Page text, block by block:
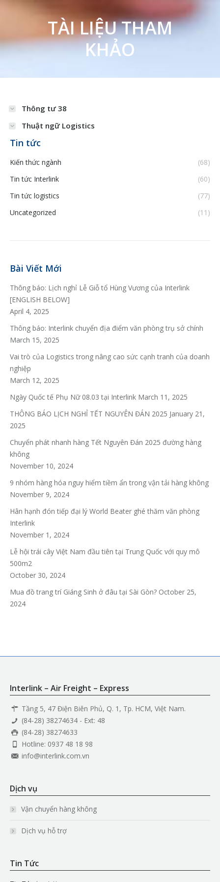
TÀI LIỆU THAM
KHẢO
Thông tư 38
Thuật ngữ Logistics
Tin tức
Kiến thức ngành
(68)
Tin tức Interlink
(60)
Tin tức logistics
(77)
Uncategorized
(11)
Bài Viết Mới
Thông báo: Lịch nghỉ Lễ Giỗ tổ Hùng Vương của Interlink
[ENGLISH BELOW]
April 4, 2025
Thông báo: Interlink chuyển địa điểm văn phòng trụ sở chính
March 15, 2025
Vai trò của Logistics trong nâng cao sức cạnh tranh của doanh
nghiệp
March 12, 2025
Ngày Quốc tế Phụ Nữ 08.03 tại Interlink March 11, 2025
THÔNG BÁO LỊCH NGHỈ TẾT NGUYÊN ĐÁN 2025 January 21,
2025
Chuyển phát nhanh hàng Tết Nguyên Đán 2025 đường hàng
không
November 10, 2024
9 nhóm hàng hóa nguy hiểm tiềm ẩn trong vận tải hàng không
November 9, 2024
Hân hạnh đón tiếp đại lý World Beater ghé thăm văn phòng
Interlink
November 1, 2024
Lễ hội trái cây Việt Nam đầu tiên tại Trung Quốc với quy mô
500m2
October 30, 2024
Mua đồ trang trí Giáng Sinh ở đâu tại Sài Gòn? October 25,
2024
Interlink – Air Freight – Express
Tầng 5, 47 Điện Biên Phủ, Q. 1, Tp. HCM, Việt Nam.
(84-28) 38274634 - Ext: 48
(84-28) 38274633
Hotline: 0937 48 18 98
info@interlink.com.vn
Dịch vụ
Vận chuyển hàng không
Dịch vụ hỗ trợ
Tin Tức